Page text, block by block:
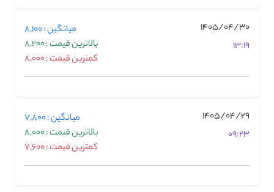
1405/04/30
13:19
میانگین : 8,100
بالاترین قیمت : 8,200
کمترین قیمت : 8,000
1405/04/29
09:23
میانگین : 7,800
بالاترین قیمت : 8,000
کمترین قیمت : 7,600